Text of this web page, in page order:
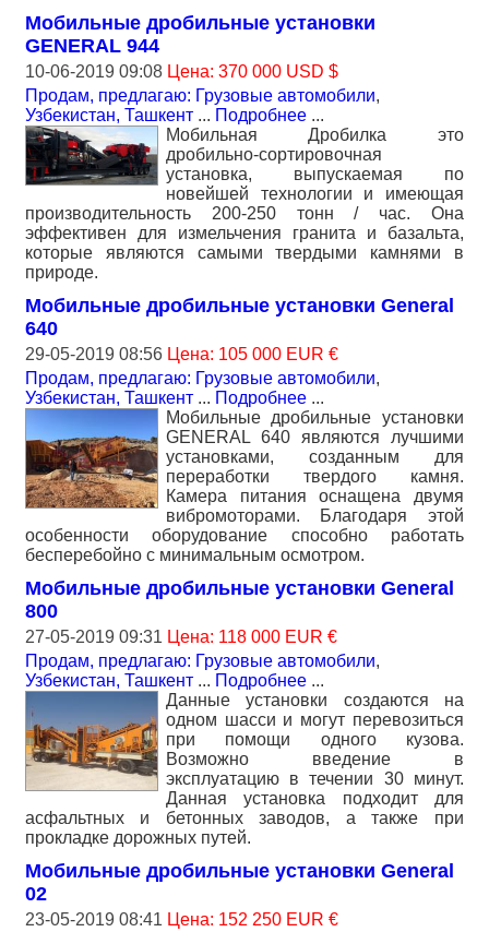
Мобильные дробильные установки
GENERAL 944
10-06-2019 09:08 Цена: 370 000 USD $
Продам, предлагаю: Грузовые автомобили,
Узбекистан, Ташкент ... Подробнее ...
Мобильная Дробилка это
дробильно-сортировочная
установка, выпускаемая по
новейшей технологии и имеющая
производительность 200-250 тонн / час. Она
эффективен для измельчения гранита и базальта,
которые являются самыми твердыми камнями в
природе.
Мобильные дробильные установки General
640
29-05-2019 08:56 Цена: 105 000 EUR €
Продам, предлагаю: Грузовые автомобили,
Узбекистан, Ташкент ... Подробнее ...
Мобильные дробильные установки
GENERAL 640 являются лучшими
установками, созданным для
переработки твердого камня.
Камера питания оснащена двумя
вибромоторами. Благодаря этой
особенности оборудование способно работать
бесперебойно с минимальным осмотром.
Мобильные дробильные установки General
800
27-05-2019 09:31 Цена: 118 000 EUR €
Продам, предлагаю: Грузовые автомобили,
Узбекистан, Ташкент ... Подробнее ...
Данные установки создаются на
одном шасси и могут перевозиться
при помощи одного кузова.
Возможно введение в
эксплуатацию в течении 30 минут.
Данная установка подходит для
асфальтных и бетонных заводов, а также при
прокладке дорожных путей.
Мобильные дробильные установки General
02
23-05-2019 08:41 Цена: 152 250 EUR €